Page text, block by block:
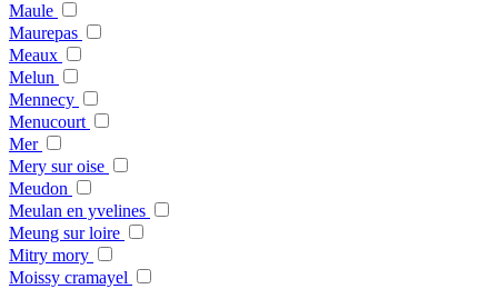
Maule
Maurepas
Meaux
Melun
Mennecy
Menucourt
Mer
Mery sur oise
Meudon
Meulan en yvelines
Meung sur loire
Mitry mory
Moissy cramayel